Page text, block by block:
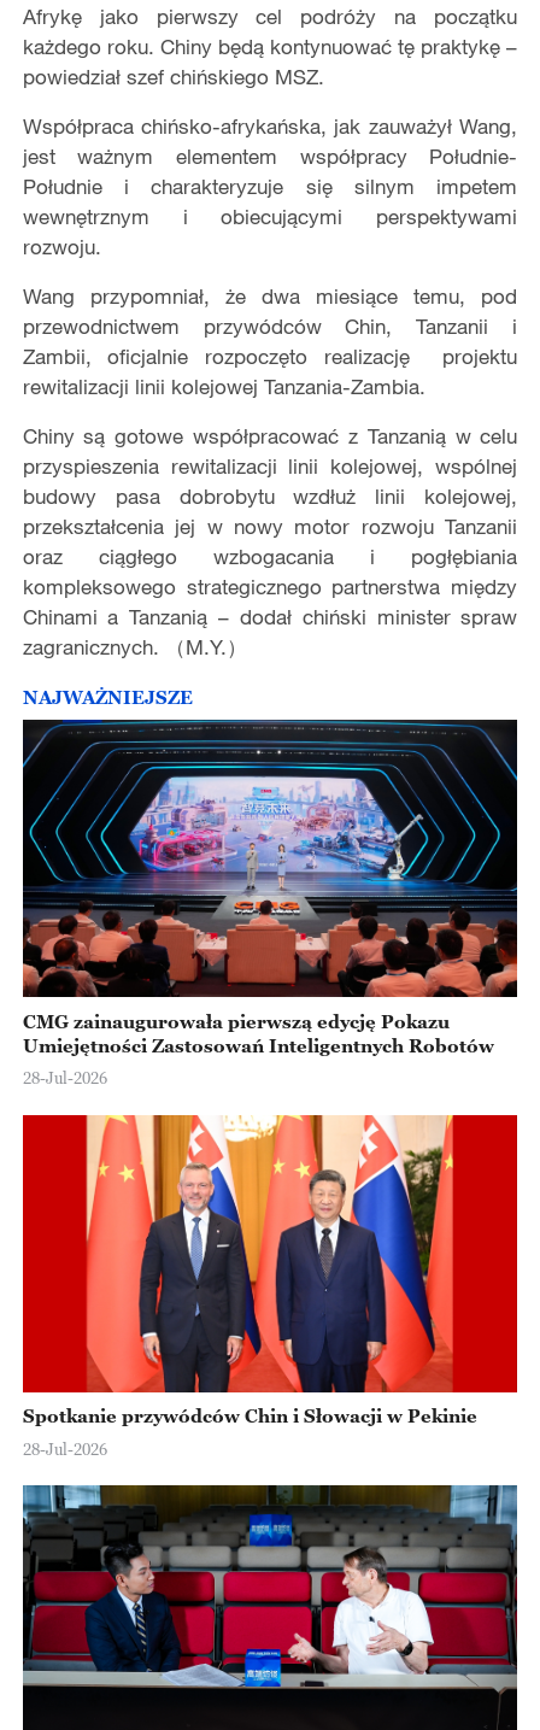
Afrykę jako pierwszy cel podróży na początku
każdego roku. Chiny będą kontynuować tę praktykę –
powiedział szef chińskiego MSZ.
Współpraca chińsko-afrykańska, jak zauważył Wang,
jest ważnym elementem współpracy Południe-
Południe i charakteryzuje się silnym impetem
wewnętrznym i obiecującymi perspektywami
rozwoju.
Wang przypomniał, że dwa miesiące temu, pod
przewodnictwem przywódców Chin, Tanzanii i
Zambii, oficjalnie rozpoczęto realizację projektu
rewitalizacji linii kolejowej Tanzania-Zambia.
Chiny są gotowe współpracować z Tanzanią w celu
przyspieszenia rewitalizacji linii kolejowej, wspólnej
budowy pasa dobrobytu wzdłuż linii kolejowej,
przekształcenia jej w nowy motor rozwoju Tanzanii
oraz ciągłego wzbogacania i pogłębiania
kompleksowego strategicznego partnerstwa między
Chinami a Tanzanią – dodał chiński minister spraw
zagranicznych. （M.Y.）
NAJWAŻNIEJSZE
CMG zainaugurowała pierwszą edycję Pokazu
Umiejętności Zastosowań Inteligentnych Robotów
28-Jul-2026
Spotkanie przywódców Chin i Słowacji w Pekinie
28-Jul-2026